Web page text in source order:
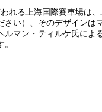
れる上海国際賽車場は
さい）、そのデザインは
ルマン・ティルケ氏によ